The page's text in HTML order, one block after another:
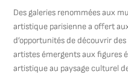
Des galeries renommées aux
artistique parisienne a offert
d’opportunités de découvrir
artistes émergents aux figures
artistique au paysage culturel